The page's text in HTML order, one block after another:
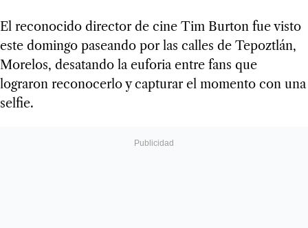
El reconocido director de cine Tim Burton fue visto
este domingo paseando por las calles de Tepoztlán,
Morelos, desatando la euforia entre fans que
lograron reconocerlo y capturar el momento con una
selfie.